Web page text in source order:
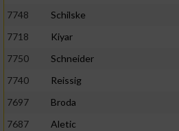
7748
Schilske
7718
Kiyar
7750
Schneider
7740
Reissig
7697
Broda
7687
Aletic